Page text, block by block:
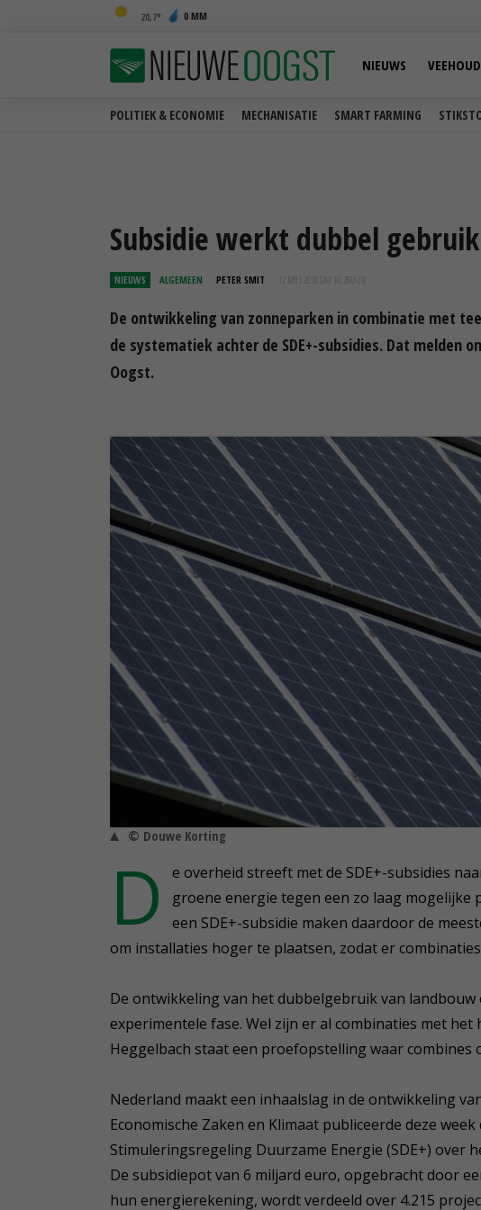
20,7 0 MM
POLITIEK & ECONOMIE MECHANISATIE SMART FARMING
NIEUWS
Subsidie werkt dubbel
NIEUWS ALGEMEEN PETER SMIT 12 MEI 2018 OM 10:26
De ontwikkeling van zonneparken in combinatie met
de systematiek achter de SDE+-subsidies. Dat melden
Oogst.
© Douwe Korting
D
e overheid streeft met de SDE+-subsidies
groene energie tegen een zo laag mogelijke
een SDE+-subsidie maken daardoor de
om installaties hoger te plaatsen, zodat er
De ontwikkeling van het dubbelgebruik van
experimentele fase. Wel zijn er al combinaties met
Heggelbach staat een proefopstelling waar combines
Nederland maakt een inhaalslag in de ontwikkeling
Economische Zaken en Klimaat publiceerde deze
Stimuleringsregeling Duurzame Energie (SDE+) over
De subsidiepot van 6 miljard euro, opgebracht door
hun energierekening, wordt verdeeld over 4.215